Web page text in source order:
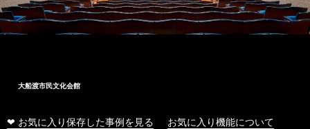
大船渡市民文化会館
❤ お気に入り保存した事例を見る お気に入り機能について